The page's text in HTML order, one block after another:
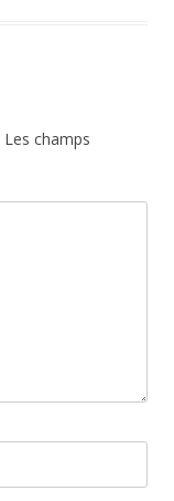
Les champs